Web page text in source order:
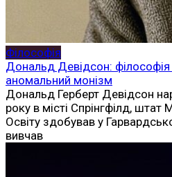
Філософія
Дональд Девідсон: філософія
аномальний монізм
Дональд Герберт Девідсон
року в місті Спрінгфілд,
Освіту здобував у
вивчав